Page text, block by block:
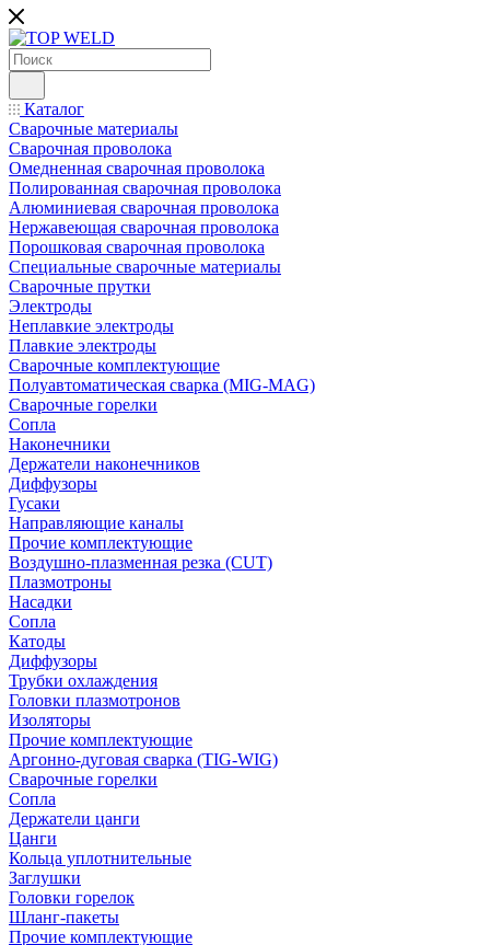
Каталог
Сварочные материалы
Сварочная проволока
Омедненная сварочная проволока
Полированная сварочная проволока
Алюминиевая сварочная проволока
Нержавеющая сварочная проволока
Порошковая сварочная проволока
Специальные сварочные материалы
Сварочные прутки
Электроды
Неплавкие электроды
Плавкие электроды
Сварочные комплектующие
Полуавтоматическая сварка (MIG-MAG)
Сварочные горелки
Сопла
Наконечники
Держатели наконечников
Диффузоры
Гусаки
Направляющие каналы
Прочие комплектующие
Воздушно-плазменная резка (CUT)
Плазмотроны
Насадки
Сопла
Катоды
Диффузоры
Трубки охлаждения
Головки плазмотронов
Изоляторы
Прочие комплектующие
Аргонно-дуговая сварка (TIG-WIG)
Сварочные горелки
Сопла
Держатели цанги
Цанги
Кольца уплотнительные
Заглушки
Головки горелок
Шланг-пакеты
Прочие комплектующие